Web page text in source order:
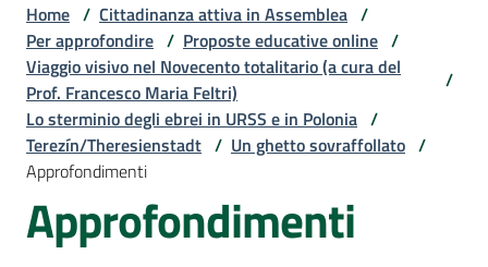
Concittadini
Porte
aperte
in
Assemblea
Home / Cittadinanza attiva in Assemblea /
Per approfondire / Proposte educative online /
Viaggio visivo nel Novecento totalitario (a cura del
Prof. Francesco Maria Feltri)
/
Lo sterminio degli ebrei in URSS e in Polonia /
Terezín/Theresienstadt / Un ghetto sovraffollato /
Approfondimenti
Approfondimenti